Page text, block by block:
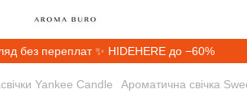
без переплат ✨ HIDEHERE до −60%
Yankee Candle Ароматична свічка